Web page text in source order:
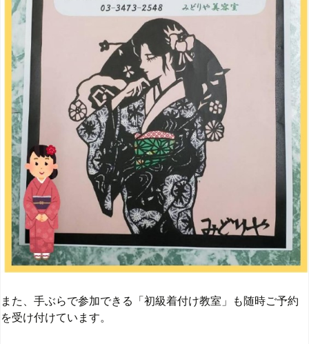
また、手ぶらで参加できる「初級着付け教室」も随時ご予約
を受け付けています。